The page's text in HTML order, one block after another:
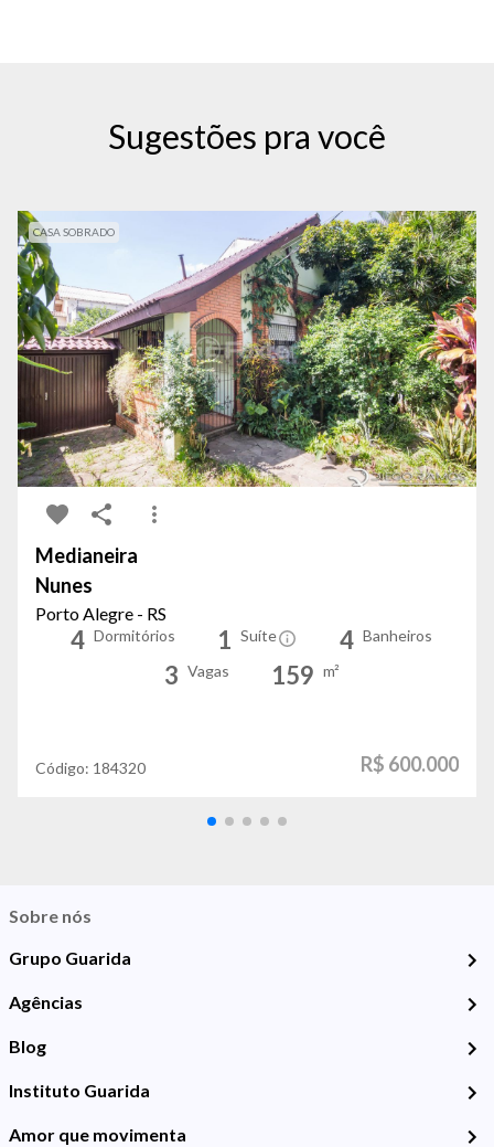
Sugestões pra você
CASA SOBRADO
Medianeira
Nunes
Porto Alegre - RS
4 Dormitórios 1 Suíte 4 Banheiros
3 Vagas 159 m²
Código: 184320 R$ 600.000
Sobre nós
Grupo Guarida
Agências
Blog
Instituto Guarida
Amor que movimenta